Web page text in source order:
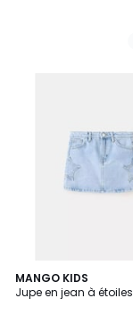
MANGO KIDS
Jupe en jean à étoiles